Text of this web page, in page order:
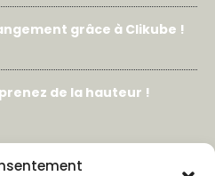
grâce à Clikube !
de la hauteur !